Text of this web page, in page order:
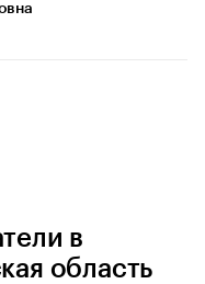
в
область